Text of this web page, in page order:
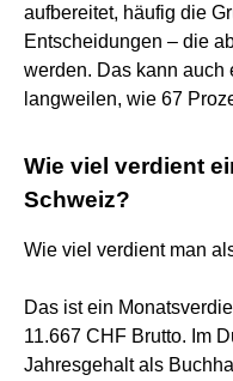
aufbereitet, häufig die
Entscheidungen – die
werden. Das kann auch
langweilen, wie 67
Wie viel verdient
Schweiz?
Wie viel verdient man
Das ist ein
11.667 CHF Brutto. Im
Jahresgehalt als